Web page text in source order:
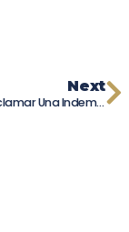
Next
Accidentes Laborales: ¿puedo Reclamar Una Indemnización?